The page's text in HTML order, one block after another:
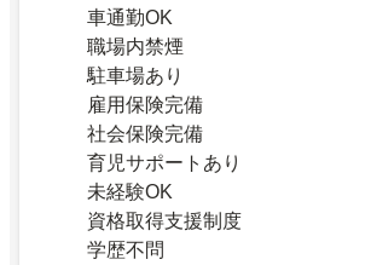
車通勤OK
職場内禁煙
駐車場あり
雇用保険完備
社会保険完備
育児サポートあり
未経験OK
資格取得支援制度
学歴不問